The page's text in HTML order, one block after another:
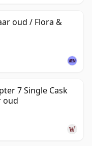
oud / Flora &
7 Single Cask
oud